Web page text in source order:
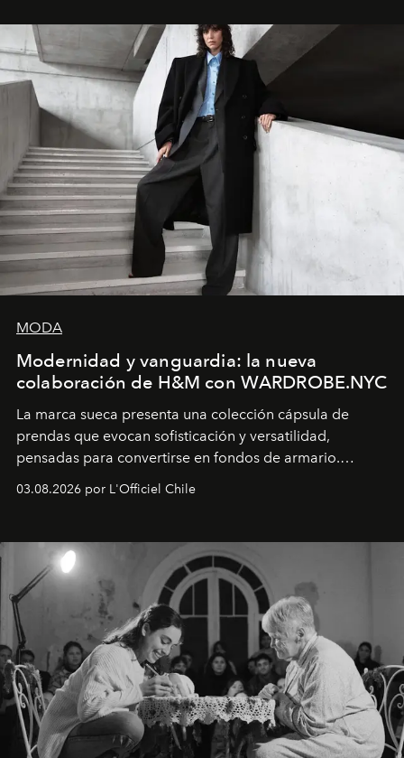
y la filosofía detrás de la propuesta.
MODA
Modernidad y vanguardia: la nueva
colaboración de H&M con WARDROBE.NYC
La marca sueca presenta una colección cápsula de
prendas que evocan sofisticación y versatilidad,
pensadas para convertirse en fondos de armario.
03.08.2026 por L'Officiel Chile